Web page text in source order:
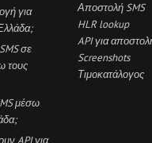
για
σε
τους
μέσω
API για
Αποστολή SMS
HLR lookup
API για
Screenshots
Τιμοκατάλογος